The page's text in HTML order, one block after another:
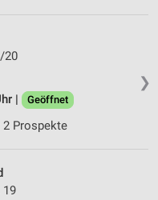
❯
20
|
Geöffnet
2 Prospekte
19